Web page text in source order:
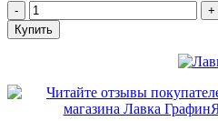
-
+
Купить